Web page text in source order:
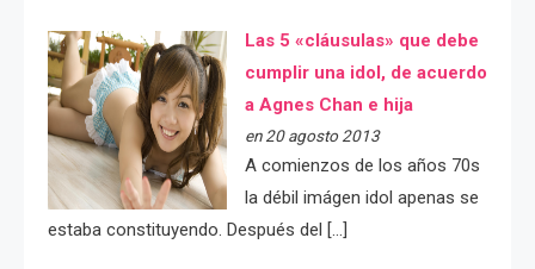
Las 5 «cláusulas» que debe
cumplir una idol, de acuerdo
a Agnes Chan e hija
en 20 agosto 2013
A comienzos de los años 70s
la débil imágen idol apenas se
estaba constituyendo. Después del […]